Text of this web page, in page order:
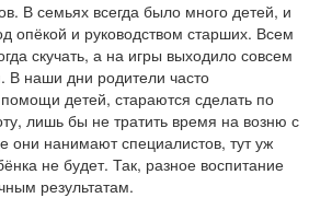
В семьях всегда было много детей, и
опёкой и руководством старших. Всем
скучать, а на игры выходило совсем
В наши дни родители часто
детей, стараются сделать по
лишь бы не тратить время на возню с
нанимают специалистов, тут уж
не будет. Так, разное воспитание
результатам.